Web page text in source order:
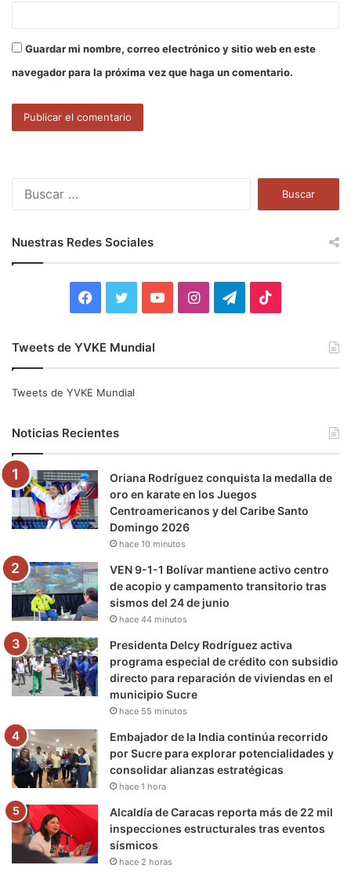
Guardar mi nombre, correo electrónico y sitio web en este
navegador para la próxima vez que haga un comentario.
:
Nuestras Redes Sociales
e
o
o
k
t
e
r
b
e
I
g
r
a
r
a
m
k
Tweets de YVKE Mundial
Tweets de YVKE Mundial
Noticias Recientes
Oriana Rodríguez conquista la medalla de
oro en karate en los Juegos
Centroamericanos y del Caribe Santo
Domingo 2026
hace 10 minutos
VEN 9-1-1 Bolívar mantiene activo centro
de acopio y campamento transitorio tras
sismos del 24 de junio
hace 44 minutos
Presidenta Delcy Rodríguez activa
programa especial de crédito con subsidio
directo para reparación de viviendas en el
municipio Sucre
hace 55 minutos
Embajador de la India continúa recorrido
por Sucre para explorar potencialidades y
consolidar alianzas estratégicas
hace 1 hora
Alcaldía de Caracas reporta más de 22 mil
inspecciones estructurales tras eventos
sísmicos
hace 2 horas